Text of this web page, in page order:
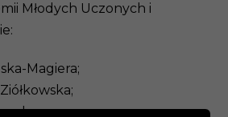
Młodych Uczonych i
Magiera;